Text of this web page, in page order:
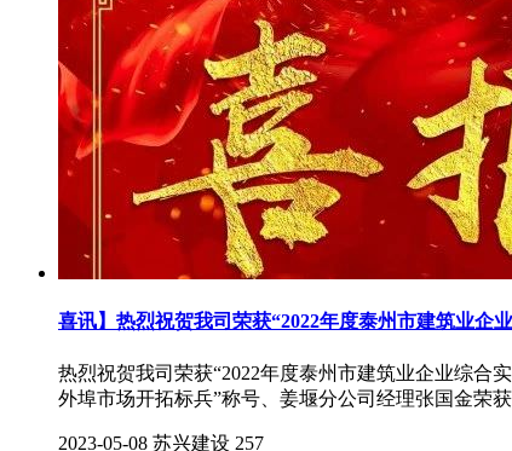
喜讯】热烈祝贺我司荣获“2022年度泰州市建筑业企
热烈祝贺我司荣获“2022年度泰州市建筑业企业综合
外埠市场开拓标兵”称号、姜堰分公司经理张国金荣
2023-05-08 苏兴建设 257